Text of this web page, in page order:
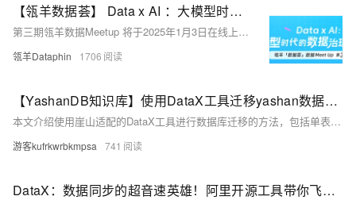
【瓴羊数据荟】 Data x AI ：大模型时代的数据治理创新实践 | 瓴羊数据Meet Up城市行第三期
第三期瓴羊数据Meetup 将于2025年1月3日在线上与大家见面，共同探讨AI时代的数据治理实践。
瓴羊Dataphin 1706
【YashanDB知识库】使用DataX工具迁移yashan数据到maxcompute
本文介绍使用崖山适配的DataX工具进行数据库迁移的方法，包括单表迁移和批量表迁移。单表迁移需配置json文件并执行同步命令；批量迁移则通过脚本自动化生成json配置文件并完成数据迁移，最后提供数据比对功能验证迁移结果。具体步骤涵盖连接信息配置、表清单获取、json文件生成、数据迁移执行及日志记录，确保数据一致性。相关工具和脚本简化了复杂迁移过程，提升效率。
游客kufrkwrbkmpsa 741
DataX：数据同步的超音速英雄！阿里开源工具带你飞越数据传输的银河系，告别等待和故障的恐惧！快来见证这一数据工程的奇迹！